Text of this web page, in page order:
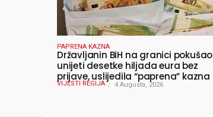
PAPRENA KAZNA
Državljanin BiH na granici pokušao
unijeti desetke hiljada eura bez
prijave, uslijedila “paprena” kazna
VIJESTI REGIJA 4 Augusta, 2026